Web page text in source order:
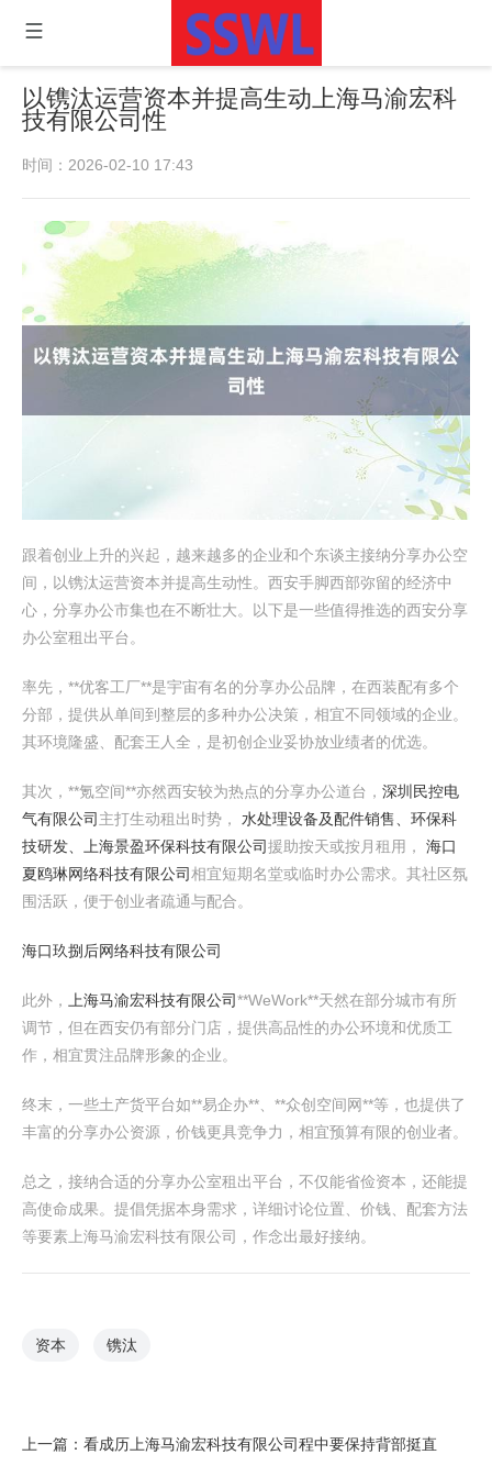
以镌汰运营资本并提高生动上海马渝宏科
技有限公司性
时间：2026-02-10 17:43
跟着创业上升的兴起，越来越多的企业和个东谈主接纳分享办公空
间，以镌汰运营资本并提高生动性。西安手脚西部弥留的经济中
心，分享办公市集也在不断壮大。以下是一些值得推选的西安分享
办公室租出平台。
率先，**优客工厂**是宇宙有名的分享办公品牌，在西装配有多个
分部，提供从单间到整层的多种办公决策，相宜不同领域的企业。
其环境隆盛、配套王人全，是初创企业妥协放业绩者的优选。
其次，**氪空间**亦然西安较为热点的分享办公道台， 深圳民控电
气有限公司 主打生动租出时势， 水处理设备及配件销售、环保科
技研发、上海景盈环保科技有限公司援助按天或按月租用， 海口
夏鸥琳网络科技有限公司相宜短期名堂或临时办公需求。其社区氛
围活跃，便于创业者疏通与配合。
海口玖捌后网络科技有限公司
此外， 上海马渝宏科技有限公司**WeWork**天然在部分城市有所
调节，但在西安仍有部分门店，提供高品性的办公环境和优质工
作，相宜贯注品牌形象的企业。
终末，一些土产货平台如**易企办**、**众创空间网**等，也提供了
丰富的分享办公资源，价钱更具竞争力，相宜预算有限的创业者。
总之，接纳合适的分享办公室租出平台，不仅能省俭资本，还能提
高使命成果。提倡凭据本身需求，详细讨论位置、价钱、配套方法
等要素上海马渝宏科技有限公司，作念出最好接纳。
资本 镌汰
上一篇： 看成历上海马渝宏科技有限公司程中要保持背部挺直